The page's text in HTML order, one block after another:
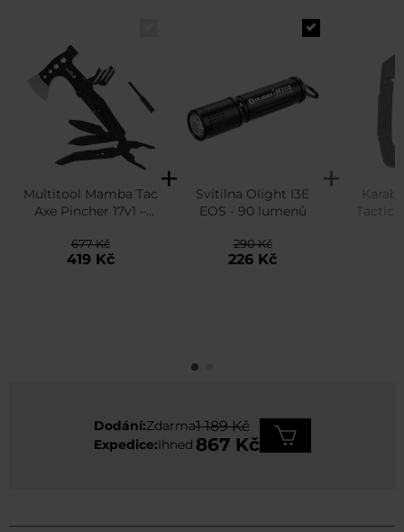
Multitool Mamba Tac
Axe Pincher 17v1 –
419 Kč
677 Kč
Svítilna Olight I3E
EOS - 90 lumenů
226 Kč
290 Kč
Dodání:Zdarma
Expedice:Ihned
1 189 Kč
867 Kč